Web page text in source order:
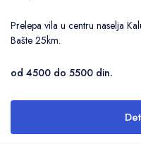
Prelepa vila u centru naselja
Bašte 25km.
od 4500 do 5500 din.